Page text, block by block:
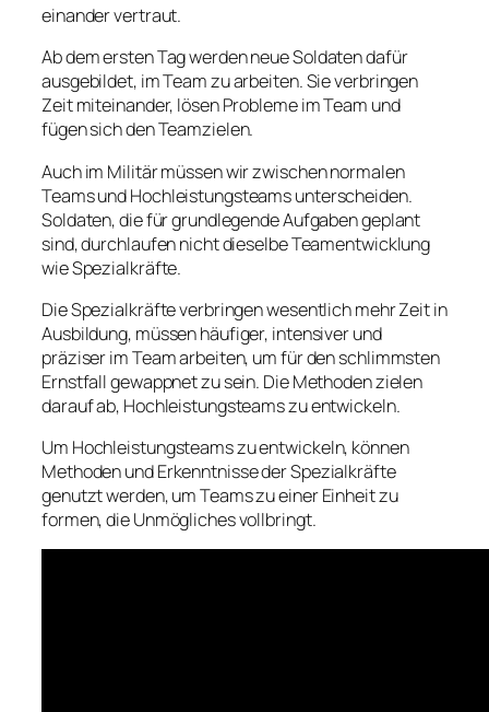
einander vertraut.
Ab dem ersten Tag werden neue Soldaten dafür
ausgebildet, im Team zu arbeiten. Sie verbringen
Zeit miteinander, lösen Probleme im Team und
fügen sich den Teamzielen.
Auch im Militär müssen wir zwischen normalen
Teams und Hochleistungsteams unterscheiden.
Soldaten, die für grundlegende Aufgaben geplant
sind, durchlaufen nicht dieselbe Teamentwicklung
wie Spezialkräfte.
Die Spezialkräfte verbringen wesentlich mehr Zeit in
Ausbildung, müssen häufiger, intensiver und
präziser im Team arbeiten, um für den schlimmsten
Ernstfall gewappnet zu sein. Die Methoden zielen
darauf ab, Hochleistungsteams zu entwickeln.
Um Hochleistungsteams zu entwickeln, können
Methoden und Erkenntnisse der Spezialkräfte
genutzt werden, um Teams zu einer Einheit zu
formen, die Unmögliches vollbringt.